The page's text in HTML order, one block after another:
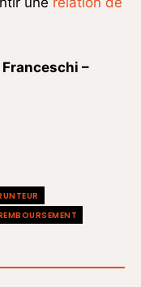
Franceschi –